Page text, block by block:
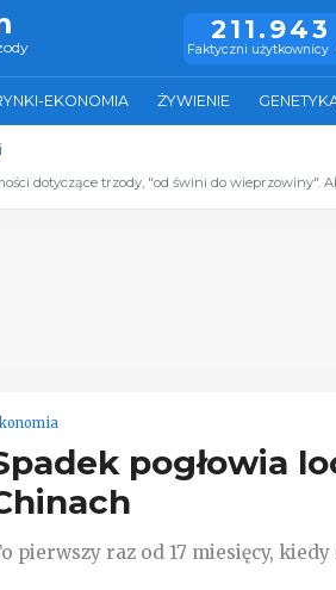
211.943
Faktyczni użytkownicy
EKONOMIA ŻYWIENIE
dotyczące trzody, "od świni do wieprzowiny".
pogłowia
pierwszy raz od 17 miesięcy,